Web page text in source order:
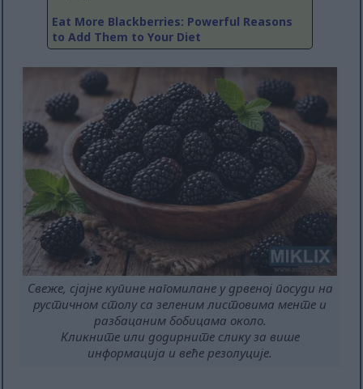
Eat More Blackberries: Powerful Reasons
to Add Them to Your Diet
Свеже, сјајне купине нагомилане у дрвеној посуди на
рустичном столу са зеленим листовима менте и
разбацаним бобицама около.
Кликните или додирните слику за више
информација и веће резолуције.